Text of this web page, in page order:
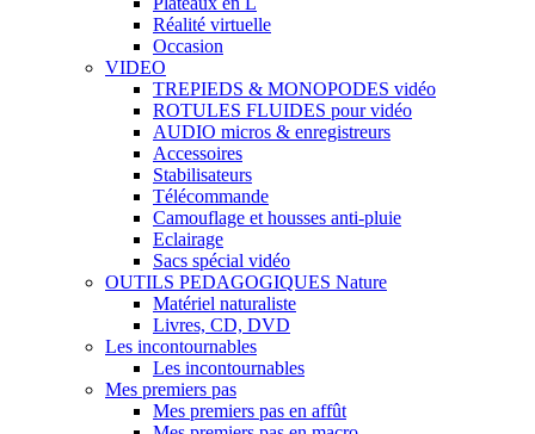
Réalité virtuelle
Occasion
VIDEO
TREPIEDS & MONOPODES vidéo
ROTULES FLUIDES pour vidéo
AUDIO micros & enregistreurs
Accessoires
Stabilisateurs
Télécommande
Camouflage et housses anti-pluie
Eclairage
Sacs spécial vidéo
OUTILS PEDAGOGIQUES Nature
Matériel naturaliste
Livres, CD, DVD
Les incontournables
Les incontournables
Mes premiers pas
Mes premiers pas en affût